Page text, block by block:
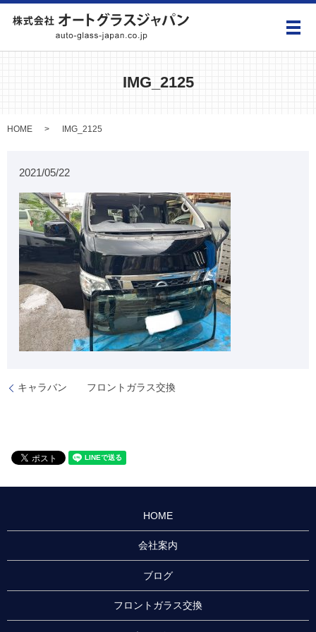
メ
IMG_2125
HOME IMG_2125
2021/05/22
キャラバン フロントガラス交換
HOME
会社案内
ブログ
フロントガラス交換